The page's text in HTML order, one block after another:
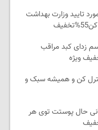
تایید وزارت بهداشت
زدای کبد مراقب
ویژه
کن و همیشه سبک و
حال پوستت توی هر